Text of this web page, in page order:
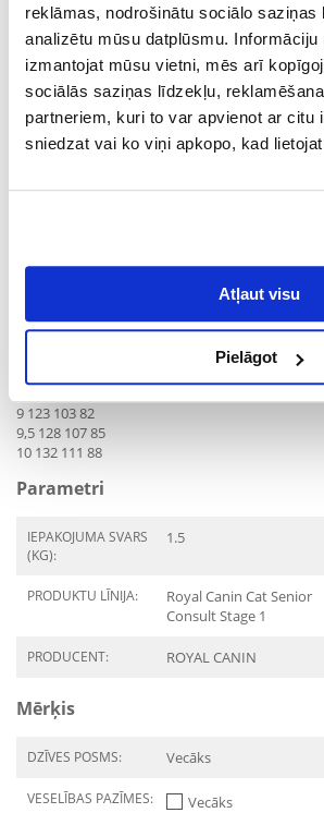
reklāmas, nodrošinātu sociālo
analizētu mūsu datplūsmu. Informāciju
izmantojat mūsu vietni, mēs arī
sociālās saziņas līdzekļu,
partneriem, kuri to var apvienot ar citu
sniedzat vai ko viņi apkopo, kad
Atļaut visu
Pielāgot
Pirms lietošanas vai ilgstošas lietošanas
veterinārārstu. Sākotnēji barojiet sausā veidā
nodrošiniet svaiga ūdens pieejamību dzeršanai.
Ķermeņa svars Mazs svars Normāls svars
kg grami grami grami
2 42 35 28
3,5 63 52 42
5,5 87 72 58
6,5 98 81 65
7 103 86 69
9 123 103 82
9,5 128 107 85
10 132 111 88
Parametri
IEPAKOJUMA SVARS
(KG):
1.5
PRODUKTU LĪNIJA:
Royal Canin Cat Senior
Consult Stage 1
PRODUCENT: ROYAL CANIN
Mērķis
DZĪVES POSMS: Vecāks
VESELĪBAS PAZĪMES: Vecāks